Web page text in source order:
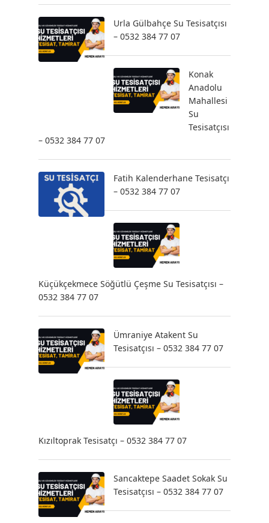
Urla Gülbahçe Su Tesisatçısı
– 0532 384 77 07
Konak
Anadolu
Mahallesi
Su
Tesisatçısı
– 0532 384 77 07
Fatih Kalenderhane Tesisatçı
– 0532 384 77 07
Küçükçekmece Söğütlü Çeşme Su Tesisatçısı –
0532 384 77 07
Ümraniye Atakent Su
Tesisatçısı – 0532 384 77 07
Kızıltoprak Tesisatçı – 0532 384 77 07
Sancaktepe Saadet Sokak Su
Tesisatçısı – 0532 384 77 07